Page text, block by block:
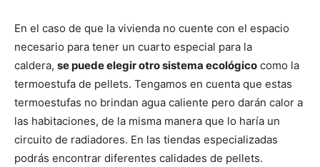
En el caso de que la vivienda no cuente con el espacio
necesario para tener un cuarto especial para la
caldera, se puede elegir otro sistema ecológico como la
termoestufa de pellets. Tengamos en cuenta que estas
termoestufas no brindan agua caliente pero darán calor a
las habitaciones, de la misma manera que lo haría un
circuito de radiadores. En las tiendas especializadas
podrás encontrar diferentes calidades de pellets.